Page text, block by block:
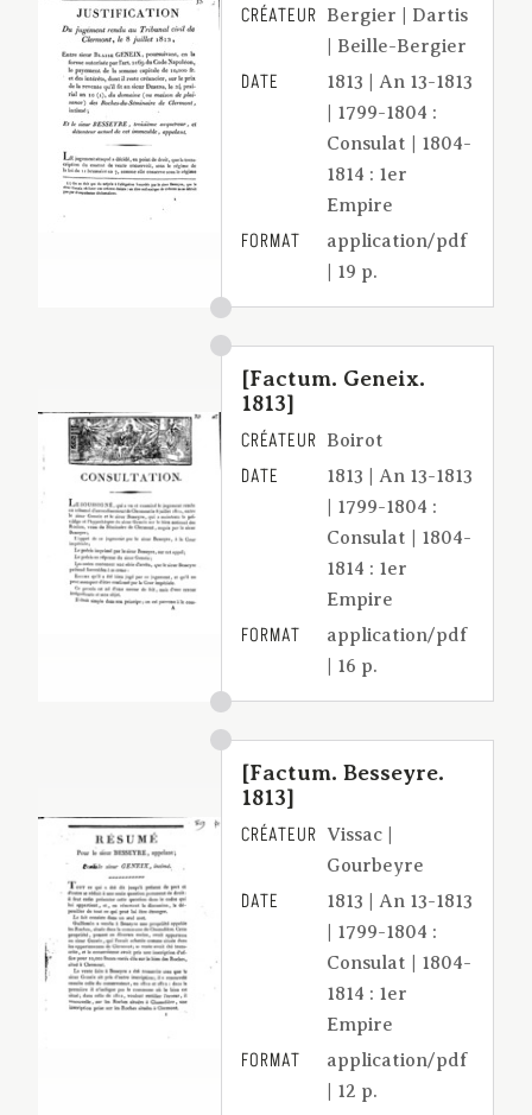
CRÉATEUR Bergier | Dartis
| Beille-Bergier
DATE
1813 | An 13-1813
| 1799-1804 :
Consulat | 1804-
1814 : 1er
Empire
FORMAT
application/pdf
| 19 p.
[Factum. Geneix.
1813]
CRÉATEUR Boirot
DATE
1813 | An 13-1813
| 1799-1804 :
Consulat | 1804-
1814 : 1er
Empire
FORMAT
application/pdf
| 16 p.
[Factum. Besseyre.
1813]
CRÉATEUR Vissac |
Gourbeyre
DATE
1813 | An 13-1813
| 1799-1804 :
Consulat | 1804-
1814 : 1er
Empire
FORMAT
application/pdf
| 12 p.